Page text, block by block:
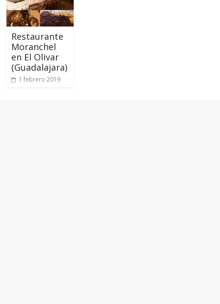
Restaurante
Moranchel
en El Olivar
(Guadalajara)
1 febrero 2019